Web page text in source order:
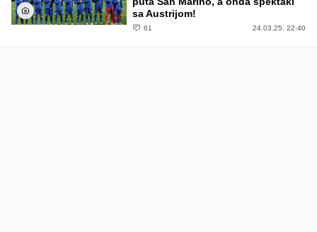
sa Austrijom!
61 24.03.25. 22:40